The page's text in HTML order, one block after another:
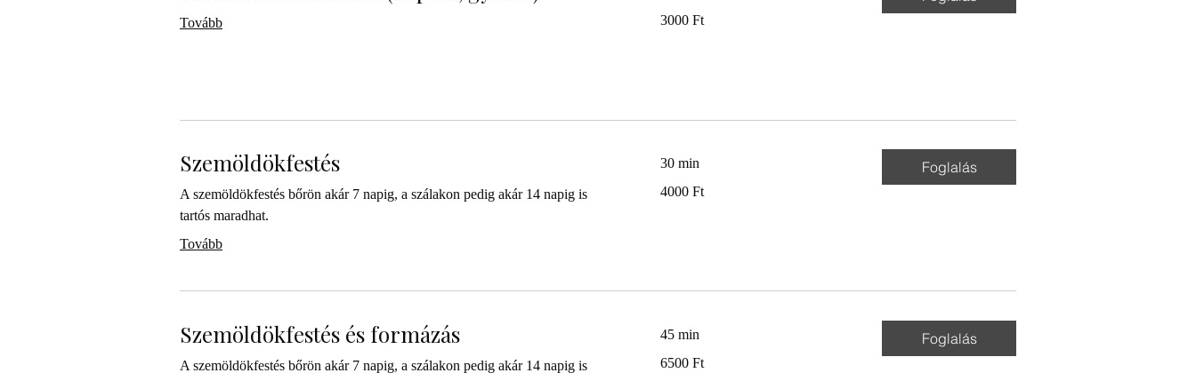
Tovább
magyar
3000 Ft
Szemöldökfestés
A szemöldökfestés bőrön akár 7 napig, a szálakon pedig akár 14 napig is
tartós maradhat.
Tovább
30 min
magyar
4000 Ft
Foglalás
Szemöldökfestés és formázás
A szemöldökfestés bőrön akár 7 napig, a szálakon pedig akár 14 napig is
45 min
magyar
6500 Ft
Foglalás